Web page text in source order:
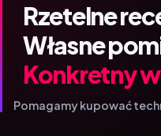
Rzetelne
Własne
Konkretny
Pomagamy kupować